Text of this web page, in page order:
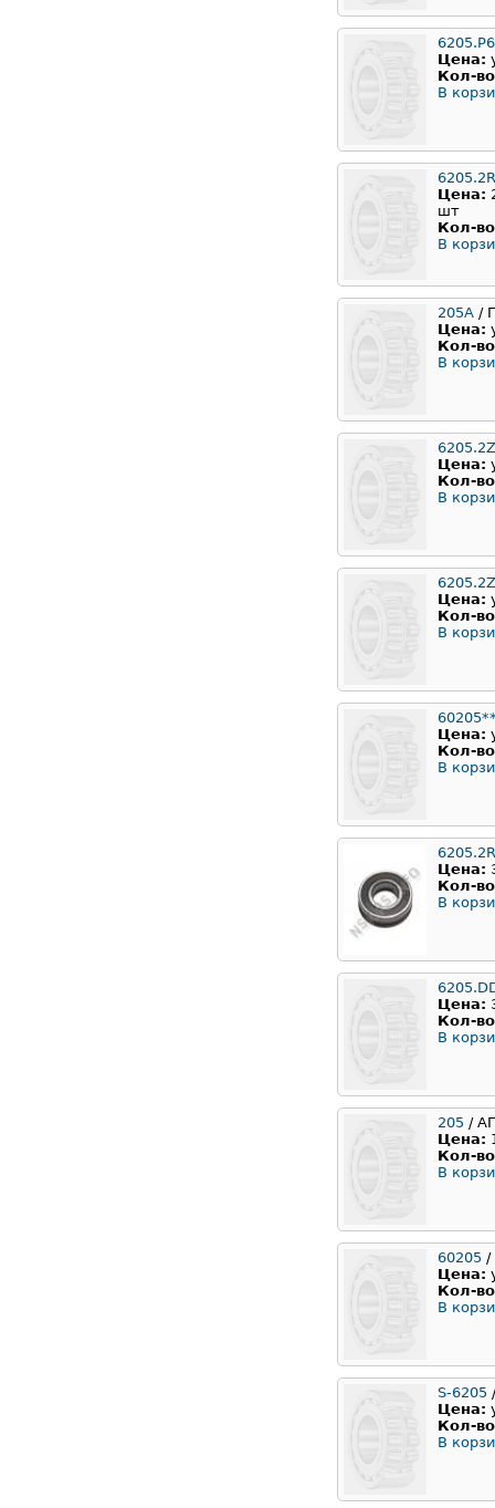
Цена:
Кол-
В
Цена:
шт
Кол-
В
205А /
Цена:
Кол-
В
Цена:
Кол-
В
6205.2Z
Цена:
Кол-
В
Цена:
Кол-
В
Цена:
Кол-
В
Цена:
Кол-
В
205 /
Цена:
Кол-
В
60205 /
Цена:
Кол-
В
S-6205
Цена:
Кол-
В